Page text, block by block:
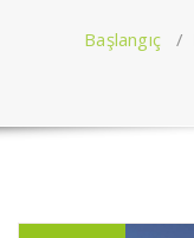
Başlangıç /